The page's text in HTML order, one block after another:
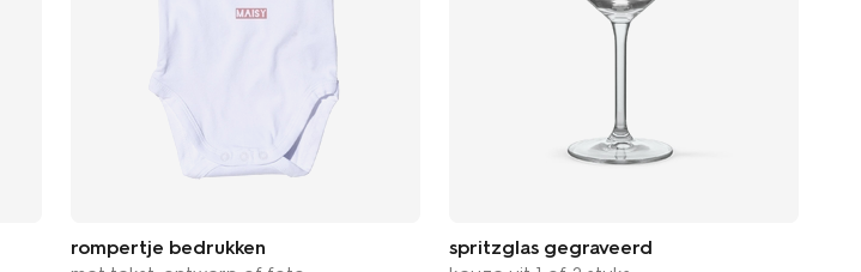
rompertje bedrukken
spritzglas gegraveerd